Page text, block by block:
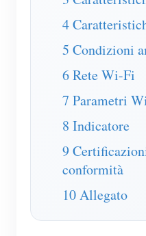
Caricatore EV
Simulatore
Misuratore
Sistema di
Monitor del
Sistema di
Domotica
Negozio
Risorse
Guida rapida del
Documentazione
Community
4
5 Condizioni
6 Rete Wi-Fi
7 Parametri
8 Indicatore
9
conformità
10 Allegato